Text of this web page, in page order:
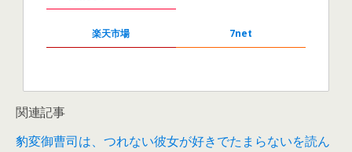
楽天市場 7net
関連記事
豹変御曹司は、つれない彼女が好きでたまらないを読ん